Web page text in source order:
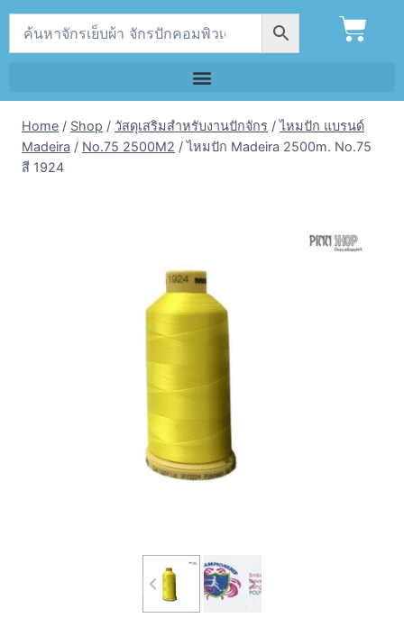
Home / Shop / วัสดุเสริมสำหรับงานปักจักร / ไหมปัก แบรนด์
Madeira / No.75 2500M2 / ไหมปัก Madeira 2500m. No.75
สี 1924